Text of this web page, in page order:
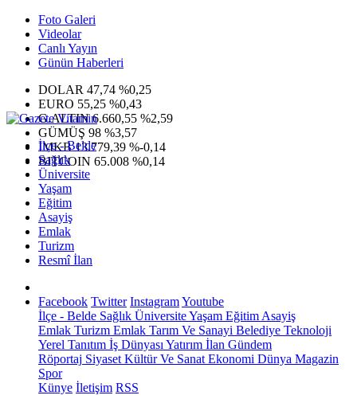
Foto Galeri
Videolar
Canlı Yayın
Günün Haberleri
DOLAR 47,74 %0,25
EURO 55,25 %0,43
G.ALTIN6.660,55 %2,59
GÜMÜŞ 98 %3,57
IMKB13.779,39 %-0,14
BITCOIN 65.008 %0,14
İlçe - Belde
Sağlık
Üniversite
Yaşam
Eğitim
Asayiş
Emlak
Turizm
Resmî İlan
Facebook Twitter InstagramYoutube
İlçe - Belde Sağlık ÜniversiteYaşam Eğitim Asayiş
Emlak Turizm Emlak Tarım Ve Sanayi Belediye Teknoloji
Yerel Tanıtım İş Dünyası Yatırım İlan Gündem
Röportaj Siyaset Kültür Ve Sanat Ekonomi Dünya Magazin
Spor
Künye İletişim RSS